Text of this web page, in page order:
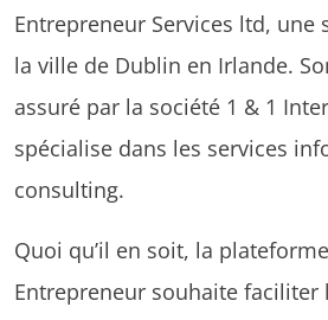
Entrepreneur Services ltd, une
la ville de Dublin en Irlande.
assuré par la société 1 & 1
spécialise dans les services
consulting.
Quoi qu’il en soit, la
Entrepreneur souhaite faciliter